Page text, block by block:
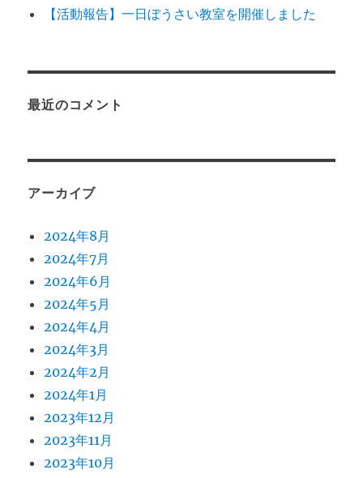
【活動報告】一日ぼうさい教室を開催しました
最近のコメント
アーカイブ
2024年8月
2024年7月
2024年6月
2024年5月
2024年4月
2024年3月
2024年2月
2024年1月
2023年12月
2023年11月
2023年10月